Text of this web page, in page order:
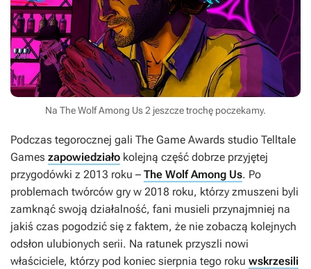
Na The Wolf Among Us 2 jeszcze trochę poczekamy.
Podczas tegorocznej gali The Game Awards studio Telltale
Games zapowiedziało kolejną część dobrze przyjętej
przygodówki z 2013 roku – The Wolf Among Us. Po
problemach twórców gry w 2018 roku, którzy zmuszeni byli
zamknąć swoją działalność, fani musieli przynajmniej na
jakiś czas pogodzić się z faktem, że nie zobaczą kolejnych
odsłon ulubionych serii. Na ratunek przyszli nowi
właściciele, którzy pod koniec sierpnia tego roku wskrzesili